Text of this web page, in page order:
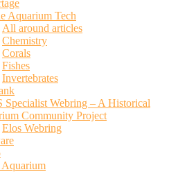
Aquarium Tech
All around articles
Chemistry
Corals
Fishes
Invertebrates
Specialist Webring – A Historical
Community Project
Elos Webring
Aquarium